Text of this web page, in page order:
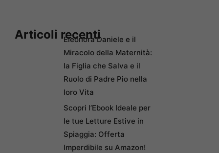
Articoli recentiEleonora Daniele e il
Miracolo della Maternità:
la Figlia che Salva e il
Ruolo di Padre Pio nella
loro Vita
Scopri l’Ebook Ideale per
le tue Letture Estive in
Spiaggia: Offerta
Imperdibile su Amazon!